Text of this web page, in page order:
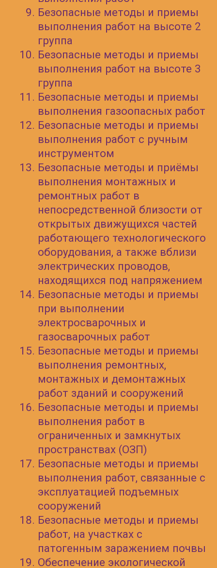
ПРЕИМУЩЕСТВА ОБУЧЕНИЯ
Соответствие
требованиям
законодательства
нормативных правовых
актов и правил в области
охраны труда
Снижение риска
производственных травм
Профилактика аварий и
инцидентов
Формирование
ответственности среди
сотрудников
Экономия ресурсов
предприятия
Уменьшение затрат на
больничные, страховки и
восстановление оборудования